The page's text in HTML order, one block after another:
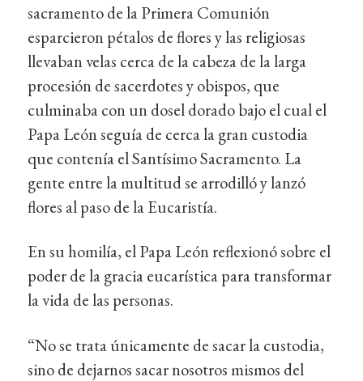
sacramento de la Primera Comunión
esparcieron pétalos de flores y las religiosas
llevaban velas cerca de la cabeza de la larga
procesión de sacerdotes y obispos, que
culminaba con un dosel dorado bajo el cual el
Papa León seguía de cerca la gran custodia
que contenía el Santísimo Sacramento. La
gente entre la multitud se arrodilló y lanzó
flores al paso de la Eucaristía.
En su homilía, el Papa León reflexionó sobre el
poder de la gracia eucarística para transformar
la vida de las personas.
“No se trata únicamente de sacar la custodia,
sino de dejarnos sacar nosotros mismos del